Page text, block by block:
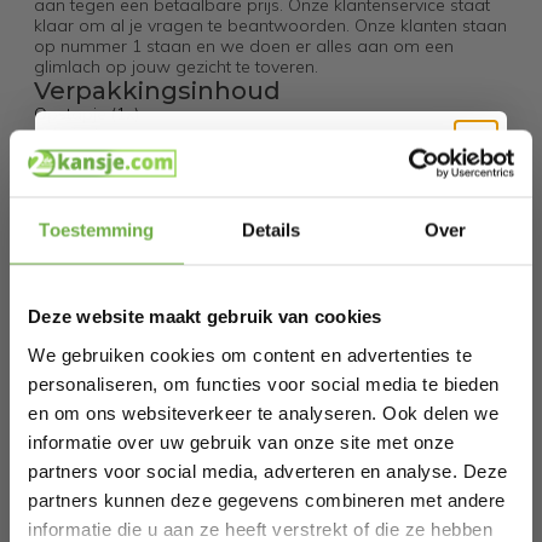
Toestemming Details Over
Deze website maakt gebruik van cookies
We gebruiken cookies om content en advertenties te
personaliseren, om functies voor social media te bieden
en om ons websiteverkeer te analyseren. Ook delen we
informatie over uw gebruik van onze site met onze
partners voor social media, adverteren en analyse. Deze
partners kunnen deze gegevens combineren met andere
informatie die u aan ze heeft verstrekt of die ze hebben
aan tegen een betaalbare prijs. Onze klantenservice staat
klaar om al je vragen te beantwoorden. Onze klanten staan
op nummer 1 staan en we doen er alles aan om een
glimlach op jouw gezicht te toveren.
Verpakkingsinhoud
Opstapje (1x)
Zitje (1x)
Poten met handvat (2x)
Plastic Schroeven (6x)
Handleiding (1x)
Specificaties
Materiaal: BPA-vrij plastic
Kleur: Grijs
Gewicht: 2 kg
Draaggewicht: 75 kg
Afmetingen: 37 cm x 9 cm x 65,5 cm
Min hoogte van wc-bril tot de vloer: 39 cm
Max hoogte van wc-bril tot de vloer: 43 cm
Min hoogte opstapje tot de vloer: 16,5 cm
Max hoogte opstapje tot de vloer: 22,5 cm
Wc-bril type: Alle, BEHALVE vierkant
Anti-slip: Ja
Opvouwbaar: Ja
Schrijf je in en ontvang
Bij 2dekansje.com profiteer je van
kortingen tot wel 70%.